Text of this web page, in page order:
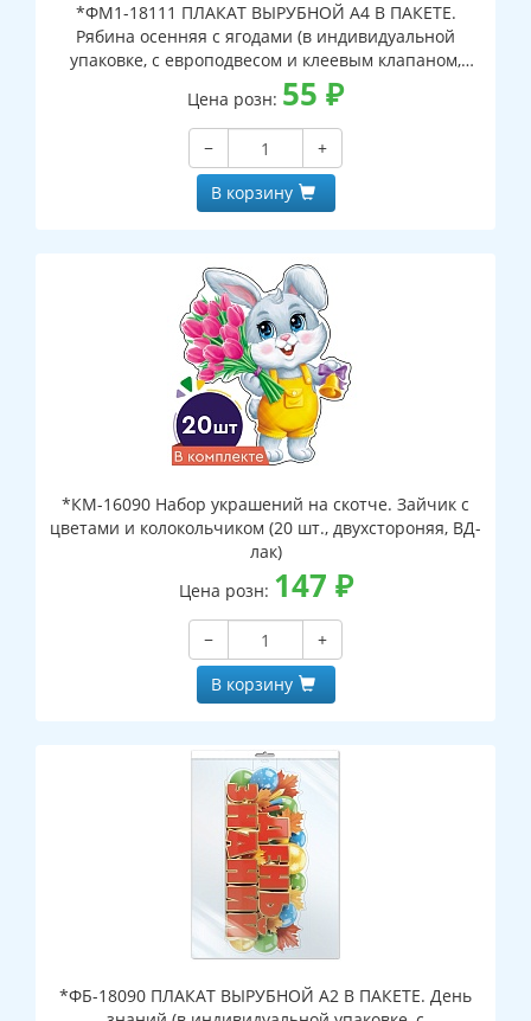
*ФМ1-18111 ПЛАКАТ ВЫРУБНОЙ А4 В ПАКЕТЕ.
Рябина осенняя с ягодами (в индивидуальной
упаковке, с европодвесом и клеевым клапаном,
двухсторонний, ВД-лак)
Цена розн: 55 ₽
−
+
В корзину
*КМ-16090 Набор украшений на скотче. Зайчик с
цветами и колокольчиком (20 шт., двухстороняя, ВД-
лак)
Цена розн: 147 ₽
−
+
В корзину
*ФБ-18090 ПЛАКАТ ВЫРУБНОЙ А2 В ПАКЕТЕ. День